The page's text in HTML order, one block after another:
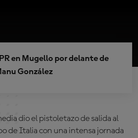
en Mugello por delante de
González
dio el pistoletazo de salida al
de Italia con una intensa jornada